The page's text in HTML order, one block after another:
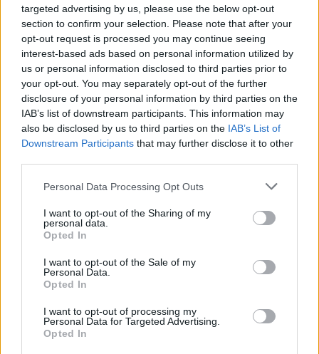
targeted advertising by us, please use the below opt-out
section to confirm your selection. Please note that after your
opt-out request is processed you may continue seeing
interest-based ads based on personal information utilized by
us or personal information disclosed to third parties prior to
your opt-out. You may separately opt-out of the further
disclosure of your personal information by third parties on the
IAB’s list of downstream participants. This information may
also be disclosed by us to third parties on the IAB’s List of
Downstream Participants that may further disclose it to other
Personal Data Processing Opt Outs
I want to opt-out of the Sharing of my
personal data.
Opted In
I want to opt-out of the Sale of my
Personal Data.
Opted In
I want to opt-out of processing my
Personal Data for Targeted Advertising.
Opted In
ΑΝΑΝΕΩΣΙΜΕΣ ΠΗΓΕΣ ΕΝΕΡΓΕΙΑΣ
Ο Π. Παπασταματίου για τα fake news για την
08/07/2026 - 15:57